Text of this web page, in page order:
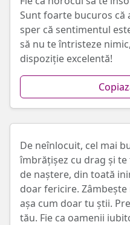
Sunt foarte bucuros că
sper că sentimentul
să nu te întristeze
dispoziție excelentă!
De neînlocuit, cel mai
îmbrățișez cu drag și
de naștere, din toată
doar fericire.
așa cum doar tu știi.
tău. Fie ca oamenii